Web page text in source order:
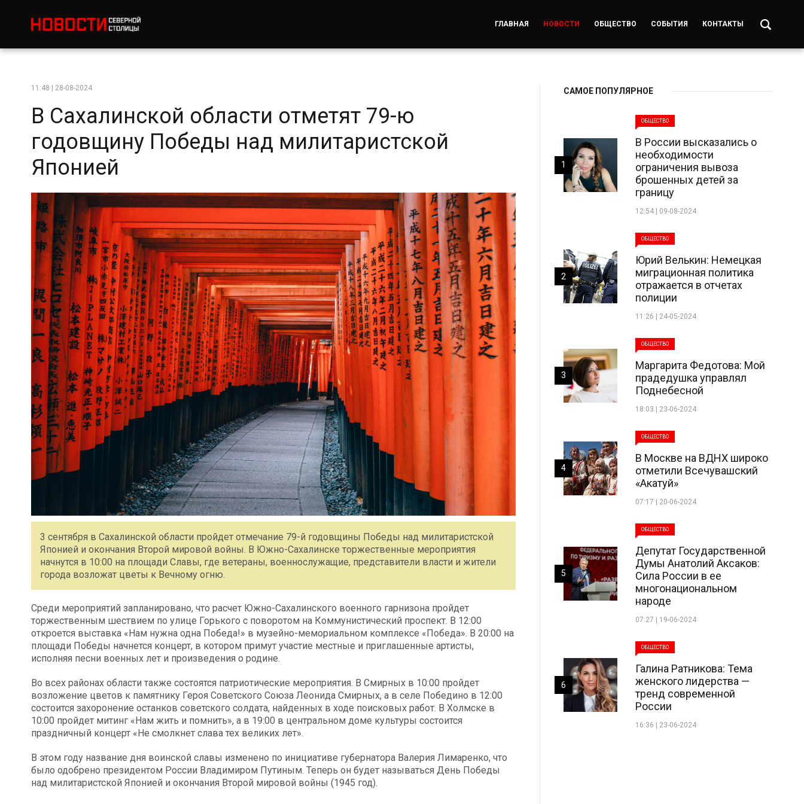
ГЛАВНАЯ НОВОСТИ ОБЩЕСТВО СОБЫТИЯ КОНТАКТЫ
11:48 | 28-08-2024
В Сахалинской области отметят 79-ю
годовщину Победы над милитаристской
Японией
3 сентября в Сахалинской области пройдет отмечание 79-й годовщины Победы над милитаристской
Японией и окончания Второй мировой войны. В Южно-Сахалинске торжественные мероприятия
начнутся в 10:00 на площади Славы, где ветераны, военнослужащие, представители власти и жители
города возложат цветы к Вечному огню.
Среди мероприятий запланировано, что расчет Южно-Сахалинского военного гарнизона пройдет
торжественным шествием по улице Горького с поворотом на Коммунистический проспект. В 12:00
откроется выставка «Нам нужна одна Победа!» в музейно-мемориальном комплексе «Победа». В 20:00 на
площади Победы начнется концерт, в котором примут участие местные и приглашенные артисты,
исполняя песни военных лет и произведения о родине.
Во всех районах области также состоятся патриотические мероприятия. В Смирных в 10:00 пройдет
возложение цветов к памятнику Героя Советского Союза Леонида Смирных, а в селе Победино в 12:00
состоится захоронение останков советского солдата, найденных в ходе поисковых работ. В Холмске в
10:00 пройдет митинг «Нам жить и помнить», а в 19:00 в центральном доме культуры состоится
праздничный концерт «Не смолкнет слава тех великих лет».
В этом году название дня воинской славы изменено по инициативе губернатора Валерия Лимаренко, что
было одобрено президентом России Владимиром Путиным. Теперь он будет называться День Победы
над милитаристской Японией и окончания Второй мировой войны (1945 год).
САМОЕ ПОПУЛЯРНОЕ
ОБЩЕСТВО
В России высказались о
необходимости
ограничения вывоза
брошенных детей за
границу
12:54 | 09-08-2024
1
ОБЩЕСТВО
Юрий Велькин: Немецкая
миграционная политика
отражается в отчетах
полиции
11:26 | 24-05-2024
2
ОБЩЕСТВО
Маргарита Федотова: Мой
прадедушка управлял
Поднебесной
18:03 | 23-06-2024
3
ОБЩЕСТВО
В Москве на ВДНХ широко
отметили Всечувашский
«Акатуй»
07:17 | 20-06-2024
4
ОБЩЕСТВО
Депутат Государственной
Думы Анатолий Аксаков:
Сила России в ее
многонациональном
народе
07:27 | 19-06-2024
5
ОБЩЕСТВО
Галина Ратникова: Тема
женского лидерства —
тренд современной
России
16:36 | 23-06-2024
6